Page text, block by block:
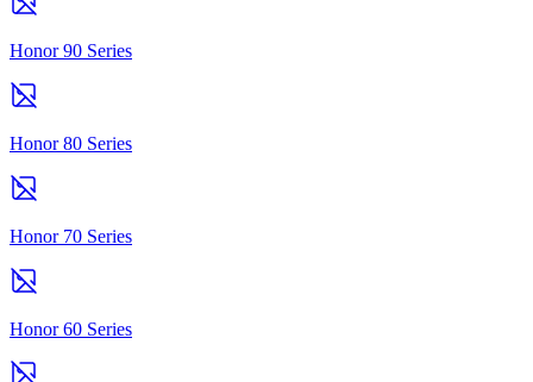
Honor 90 Series
Honor 80 Series
Honor 70 Series
Honor 60 Series